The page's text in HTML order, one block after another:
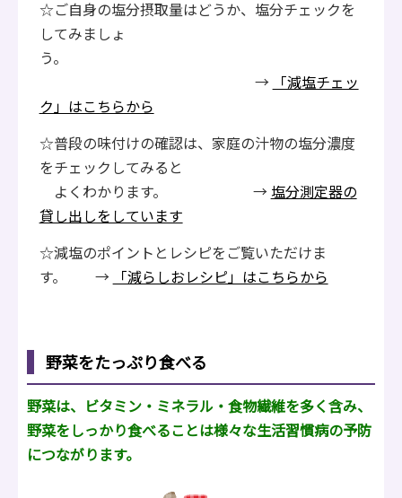
☆ご自身の塩分摂取量はどうか、塩分チェックを
してみましょ
う。
→ 「減塩チェッ
ク」はこちらから
☆普段の味付けの確認は、家庭の汁物の塩分濃度
をチェックしてみると
よくわかります。 → 塩分測定器の
貸し出しをしています
☆減塩のポイントとレシピをご覧いただけま
す。 → 「減らしおレシピ」はこちらから
野菜をたっぷり食べる
野菜は、ビタミン・ミネラル・食物繊維を多く含み、
野菜をしっかり食べることは様々な生活習慣病の予防
につながります。